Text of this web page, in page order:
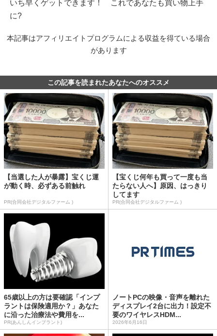
いち早くゲットできます！ これであなたも買い物上手
に?
本記事はアフィリエイトプログラムによる収益を得ている場合
があります
この記事を読まれたあなたへのオススメ
【当選した人が暴露】宝くじ運
が動く時、必ずある前触れ
PR(合同会社デジタルファーム )
【宝くじ何年も買って一度も当
たらない人へ】原因、はっきり
してます
PR(合同会社デジタルファーム )
65歳以上の方は要確認「インプ
ラントは保険適用か？」あなた
に沿った治療法や費用を...
PR(あんしんインプラント)
ノートPCの映像・音声を離れた
ディスプレイ2台に出力！設定不
要のワイヤレスHDM...
2026年6月16日